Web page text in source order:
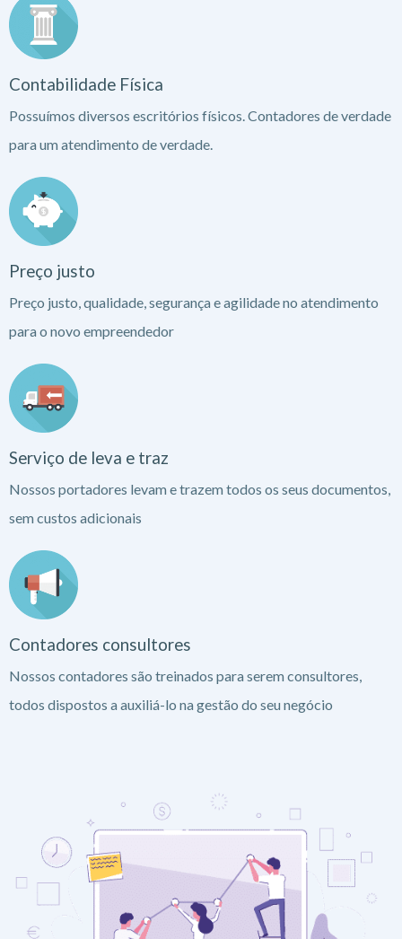
Contabilidade Física
Possuímos diversos escritórios físicos. Contadores de verdade
para um atendimento de verdade.
Preço justo
Preço justo, qualidade, segurança e agilidade no atendimento
para o novo empreendedor
Serviço de leva e traz
Nossos portadores levam e trazem todos os seus documentos,
sem custos adicionais
Contadores consultores
Nossos contadores são treinados para serem consultores,
todos dispostos a auxiliá-lo na gestão do seu negócio